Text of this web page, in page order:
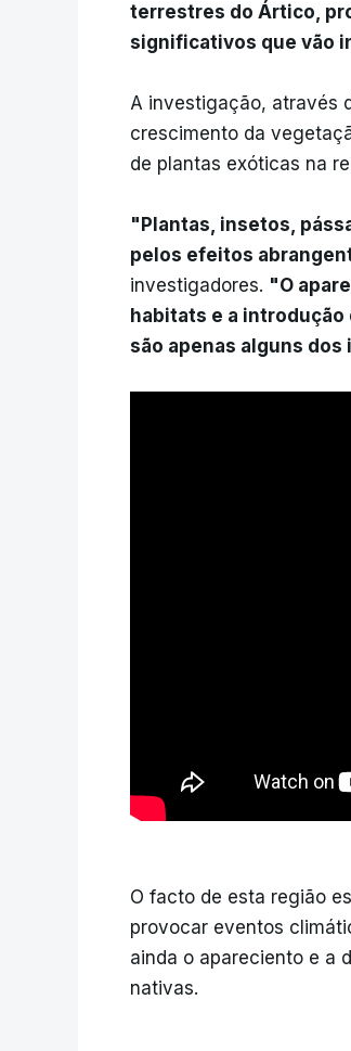
terrestres do Ártico,
significativos que vão
A investigação, através
crescimento da
de plantas exóticas na
"Plantas, insetos,
pelos efeitos
investigadores. "O
habitats e a
são apenas alguns dos
O facto de esta região
provocar eventos
ainda o apareciento e a
nativas.